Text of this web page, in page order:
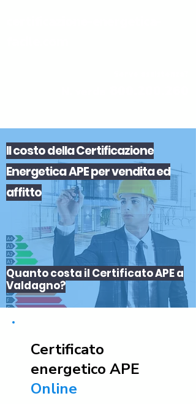
IlcostodellaCertificazione
Energetica APEpervenditaed
affitto
Quanto costa il Certificato APE a
Valdagno?
Certificato
energetico APE
Online